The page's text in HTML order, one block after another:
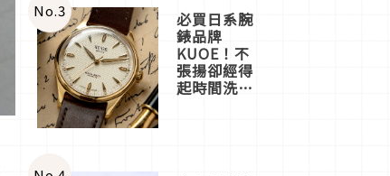
No.3 必買日系腕
錶品牌
KUOE！不
張揚卻經得
起時間洗鍊